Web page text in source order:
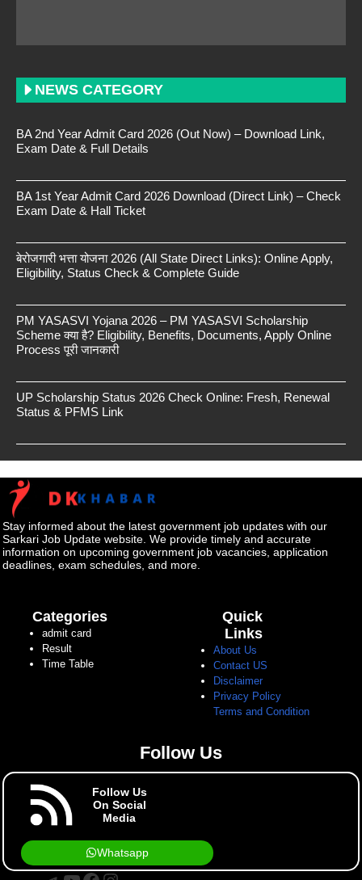
NEWS CATEGORY
BA 2nd Year Admit Card 2026 (Out Now) – Download Link,
Exam Date & Full Details
BA 1st Year Admit Card 2026 Download (Direct Link) – Check
Exam Date & Hall Ticket
बेरोजगारी भत्ता योजना 2026 (All State Direct Links): Online Apply,
Eligibility, Status Check & Complete Guide
PM YASASVI Yojana 2026 – PM YASASVI Scholarship
Scheme क्या है? Eligibility, Benefits, Documents, Apply Online
Process पूरी जानकारी
UP Scholarship Status 2026 Check Online: Fresh, Renewal
Status & PFMS Link
Stay informed about the latest government job updates with our
Sarkari Job Update website. We provide timely and accurate
information on upcoming government job vacancies, application
deadlines, exam schedules, and more.
Categories
admit card
Result
Time Table
Quick
Links
About Us
Contact US
Disclaimer
Privacy Policy
Terms and Condition
Follow Us
Follow Us
On Social
Media
Whatsapp